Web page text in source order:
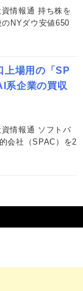
情報通 持ち株を
NYダウ安値650
上場用の「SP
系企業の買収
情報通 ソフトバ
会社（SPAC）を2